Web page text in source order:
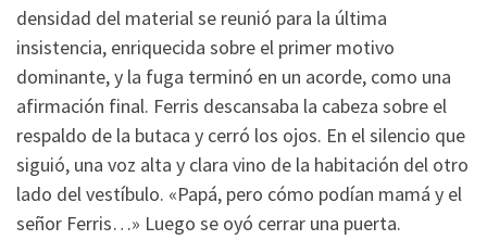
densidad del material se reunió para la última
insistencia, enriquecida sobre el primer motivo
dominante, y la fuga terminó en un acorde, como una
afirmación final. Ferris descansaba la cabeza sobre el
respaldo de la butaca y cerró los ojos. En el silencio que
siguió, una voz alta y clara vino de la habitación del otro
lado del vestíbulo. «Papá, pero cómo podían mamá y el
señor Ferris…» Luego se oyó cerrar una puerta.